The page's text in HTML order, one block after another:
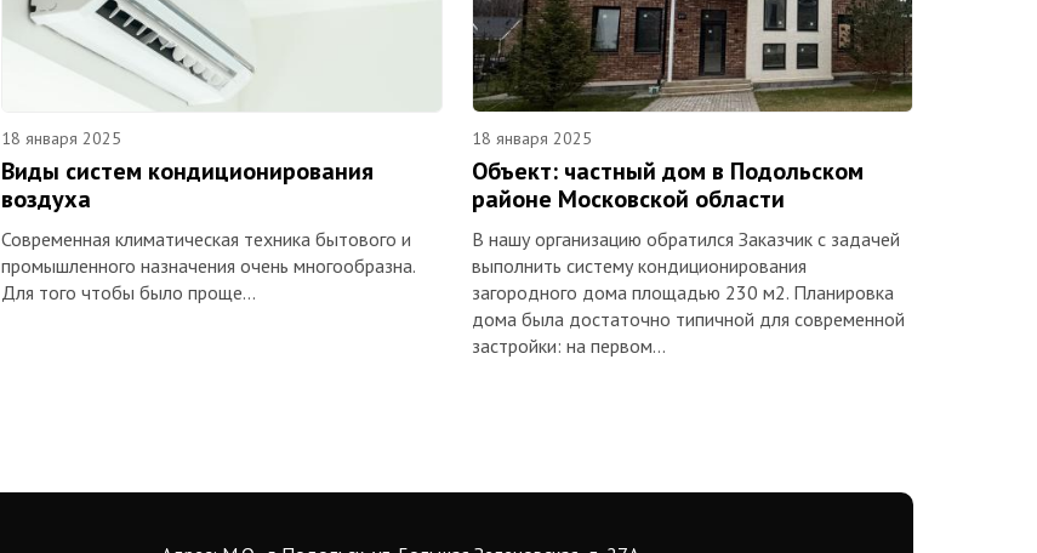
18 января 2025
Виды систем кондиционирования
воздуха
Современная климатическая техника бытового и
промышленного назначения очень многообразна.
Для того чтобы было проще…
18 января 2025
Объект: частный дом в Подольском
районе Московской области
В нашу организацию обратился Заказчик с задачей
выполнить систему кондиционирования
загородного дома площадью 230 м2. Планировка
дома была достаточно типичной для современной
застройки: на первом…